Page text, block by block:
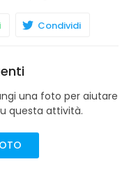
Condividi
una foto per aiutare
questa attività.